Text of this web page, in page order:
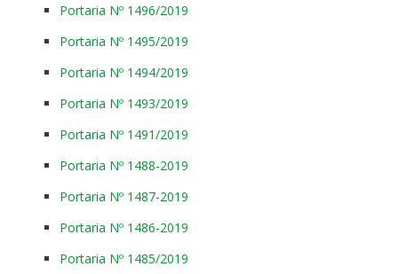
Portaria Nº 1496/2019
Portaria Nº 1495/2019
Portaria Nº 1494/2019
Portaria Nº 1493/2019
Portaria Nº 1491/2019
Portaria Nº 1488-2019
Portaria Nº 1487-2019
Portaria Nº 1486-2019
Portaria Nº 1485/2019